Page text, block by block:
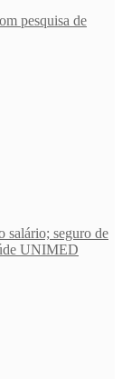
pesquisa de
salário; seguro de
UNIMED